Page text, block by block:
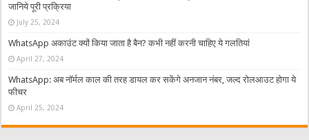
जानिये पूरी प्रक्रिया
July 25, 2024
WhatsApp अकाउंट क्यों किया जाता है बैन? कभी नहीं करनी चाहिए ये गलतियां
April 27, 2024
WhatsApp: अब नॉर्मल काल की तरह डायल कर सकेंगे अनजान नंबर, जल्द रोलआउट होगा ये
फीचर
April 25, 2024